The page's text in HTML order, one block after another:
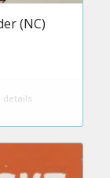
(NC)
details